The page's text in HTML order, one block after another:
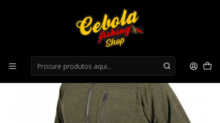
Casaco Hart Wagrain-FZ